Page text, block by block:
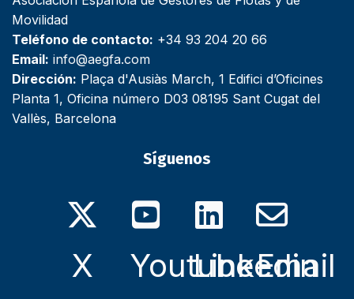
Movilidad
Teléfono de contacto: +34 93 204 20 66
Email: info@aegfa.com
Dirección: Plaça d'Ausiàs March, 1 Edifici d’Oficines
Planta 1, Oficina número D03 08195 Sant Cugat del
Vallès, Barcelona
Síguenos
X YoutubeLinkedin
Email